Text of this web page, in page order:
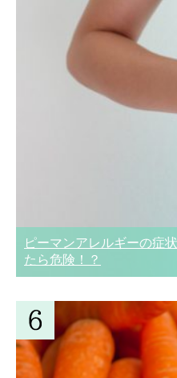
ピーマンアレルギーの症
たら危険！？